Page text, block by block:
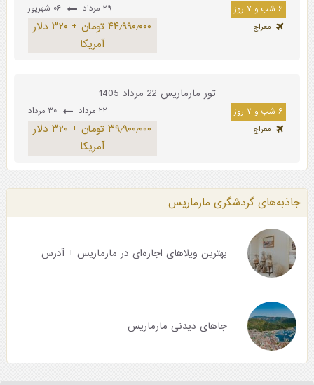
۶ شب و ۷ روز ۲۹ مرداد ۰۶ شهریور
معراج
۴۴٫۹۹۰٫۰۰۰ تومان + ۳۲۰ دلار
آمریکا
تور مارماریس 22 مرداد 1405
۶ شب و ۷ روز ۲۲ مرداد ۳۰ مرداد
معراج
۳۹٫۹۰۰٫۰۰۰ تومان + ۳۲۰ دلار
آمریکا
جاذبه‌های گردشگری مارماریس
بهترین ویلاهای اجاره‌ای در مارماریس + آدرس
جاهای دیدنی مارماریس